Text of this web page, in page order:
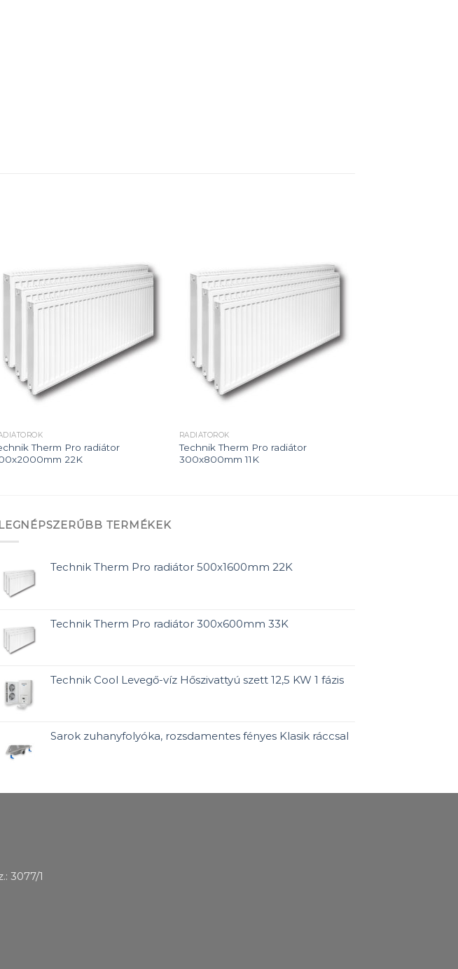
Add to
wishlist
Therm Pro radiátor
22K
Add to
wishlist
RADIÁTOROK
Technik Therm Pro radiátor
300x800mm 11K
LEGNÉPSZERŰBB TERMÉKEK
Technik Therm Pro radiátor 500x1600mm 22K
Technik Therm Pro radiátor 300x600mm 33K
Technik Cool Levegő-víz Hőszivattyú szett 12,5 KW 1 fázis
Sarok zuhanyfolyóka, rozsdamentes fényes Klasik ráccsal
3077/1